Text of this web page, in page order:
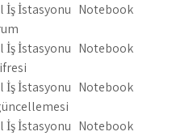
İş İstasyonu Notebook
İş İstasyonu Notebook
İş İstasyonu Notebook
İş İstasyonu Notebook